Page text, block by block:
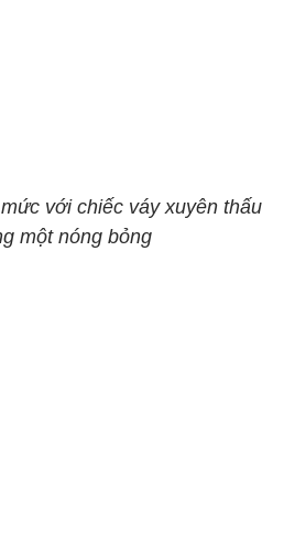
với chiếc váy xuyên thấu
một nóng bỏng